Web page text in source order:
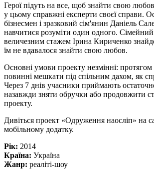
Герої підуть на все, щоб знайти свою
у цьому справжні експерти своєї справи.
бізнесмен і зразковий сім'янин Даніель
навчитися розуміти один одного.
величезним стажем Ірина Кириченко
їм не вдавалося знайти свою любов.
Основні умови проекту незмінні:
повинні мешкати під спільним дахом, як
Через 7 днів учасники приймають
назавжди зняти обручки або продовжити
проекту.
Дивіться проект «Одруження наосліп» на
мобільному додатку.
Рік: 2014
Країна: Україна
Жанр: реаліті-шоу